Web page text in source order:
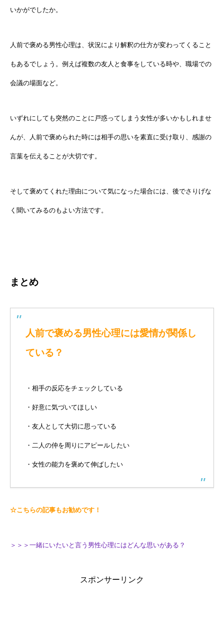
いかがでしたか。
人前で褒める男性心理は、状況により解釈の仕方が変わってくること
もあるでしょう。例えば複数の友人と食事をしている時や、職場での
会議の場面など。
いずれにしても突然のことに戸惑ってしまう女性が多いかもしれませ
んが、人前で褒められた時には相手の思いを素直に受け取り、感謝の
言葉を伝えることが大切です。
そして褒めてくれた理由について気になった場合には、後でさりげな
く聞いてみるのもよい方法です。
まとめ
人前で褒める男性心理には愛情が関係し
ている？
・相手の反応をチェックしている
・好意に気づいてほしい
・友人として大切に思っている
・二人の仲を周りにアピールしたい
・女性の能力を褒めて伸ばしたい
☆こちらの記事もお勧めです！
＞＞＞一緒にいたいと言う男性心理にはどんな思いがある？
スポンサーリンク